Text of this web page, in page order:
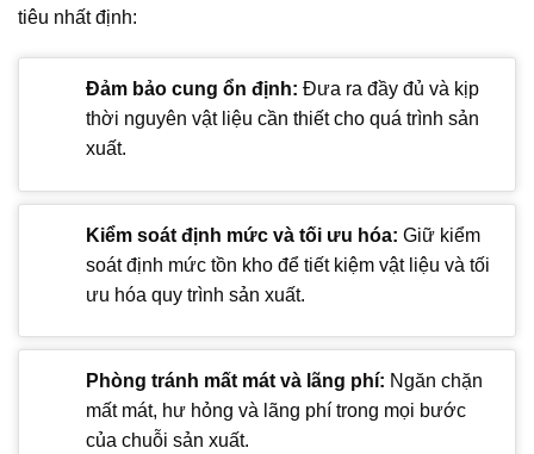
tiêu nhất định:
Đảm bảo cung ổn định: Đưa ra đầy đủ và kịp
thời nguyên vật liệu cần thiết cho quá trình sản
xuất.
Kiểm soát định mức và tối ưu hóa: Giữ kiểm
soát định mức tồn kho để tiết kiệm vật liệu và tối
ưu hóa quy trình sản xuất.
Phòng tránh mất mát và lãng phí: Ngăn chặn
mất mát, hư hỏng và lãng phí trong mọi bước
của chuỗi sản xuất.